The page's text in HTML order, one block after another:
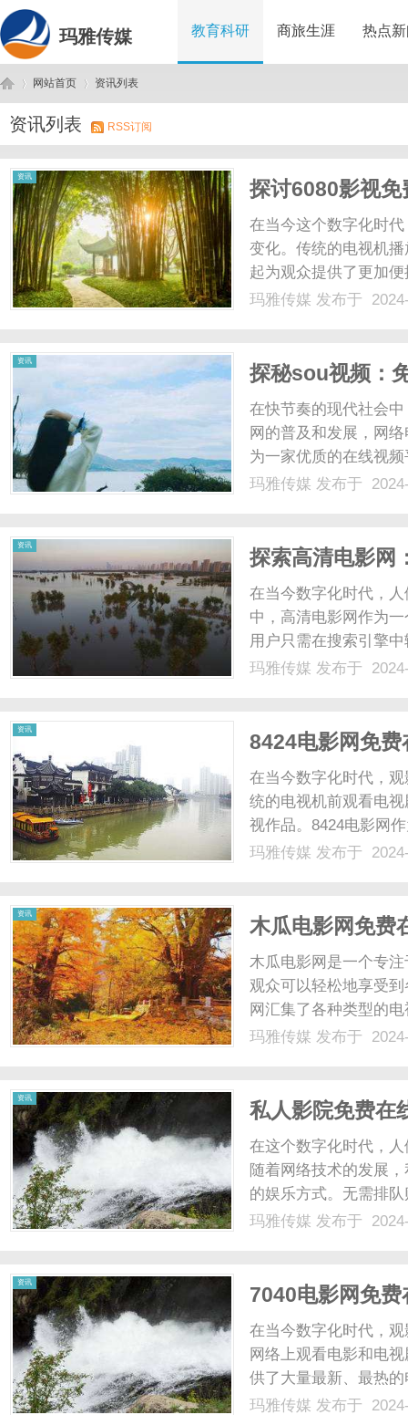
玛雅传媒 教育科研 商旅生涯 热点
玛 ›
网站首页
›
资讯列表
资讯列表 RSS订阅
资讯
探讨6080影视
在当今这个数字化时
变化。传统的电视机
起为观众提供了更加
最新电视剧就是一个
玛雅传媒 发布于
资讯
探秘sou视频：
在快节奏的现代社会
网的普及和发展，网
为一家优质的在线视
佳选择。sou视频不仅
玛雅传媒 发布于
资讯
探索高清电影网
在当今数字化时代，
中，高清电影网作为
用户只需在搜索引擎
能轻松找到该网站。
玛雅传媒 发布于
资讯
8424电影网免
在当今数字化时代，
统的电视机前观看电
视作品。8424电影网
费观看最热门电视剧
玛雅传媒 发布于
资讯
木瓜电影网免费
木瓜电影网是一个专
观众可以轻松地享受
网汇集了各种类型的
都能在这里找到适合
玛雅传媒 发布于
资讯
私人影院免费在
在这个数字化时代，
随着网络技术的发展
的娱乐方式。无需排
时随地畅享最新的影
玛雅传媒 发布于
资讯
7040电影网免
在当今数字化时代，
网络上观看电影和电
供了大量最新、最热
如此，7040电影网还
玛雅传媒 发布于